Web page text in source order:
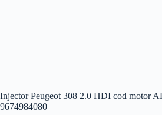
Injector Peugeot 308 2.0 HDI cod motor
9674984080